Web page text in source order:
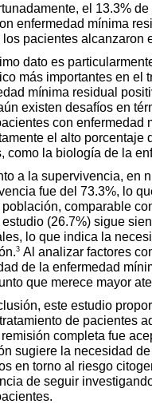
el 13.3%
enfermedad mínima
los pacientes alcanzaron
dato es
más importantes en el
mínima residual
existen desafíos en
con enfermedad
el alto porcentaje
como la biología de la
a la supervivencia, en
fue del 73.3%, lo
población, comparable
estudio (26.7%) sigue
lo que indica la
3 Al analizar factores
de la enfermedad
que merece mayor
este estudio
de pacientes
completa fue
sugiere la necesidad
en torno al riesgo
de seguir